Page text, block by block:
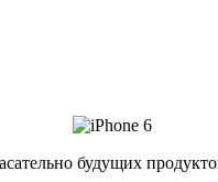
будущих